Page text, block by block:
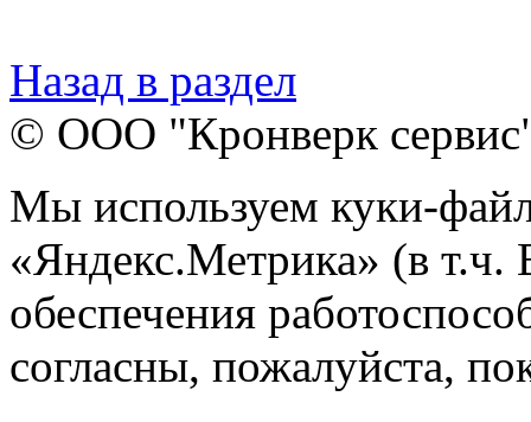
Назад в раздел
© ООО "Кронверк
Мы используем куки-
«Яндекс.Метрика» (в т.ч.
обеспечения
согласны, пожалуйста,